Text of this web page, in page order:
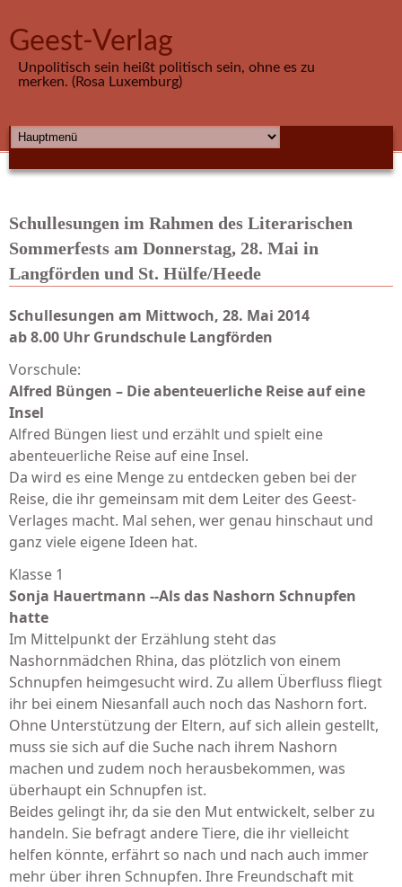
Geest-Verlag
Unpolitisch sein heißt politisch sein, ohne es zu
merken. (Rosa Luxemburg)
HAUPTMENÜ
Schullesungen im Rahmen des Literarischen
Sommerfests am Donnerstag, 28. Mai in
Langförden und St. Hülfe/Heede
Schullesungen am Mittwoch, 28. Mai 2014
ab 8.00 Uhr Grundschule Langförden
Vorschule:
Alfred Büngen – Die abenteuerliche Reise auf eine
Insel
Alfred Büngen liest und erzählt und spielt eine
abenteuerliche Reise auf eine Insel.
Da wird es eine Menge zu entdecken geben bei der
Reise, die ihr gemeinsam mit dem Leiter des Geest-
Verlages macht. Mal sehen, wer genau hinschaut und
ganz viele eigene Ideen hat.
Klasse 1
Sonja Hauertmann --Als das Nashorn Schnupfen
hatte
Im Mittelpunkt der Erzählung steht das
Nashornmädchen Rhina, das plötzlich von einem
Schnupfen heimgesucht wird. Zu allem Überfluss fliegt
ihr bei einem Niesanfall auch noch das Nashorn fort.
Ohne Unterstützung der Eltern, auf sich allein gestellt,
muss sie sich auf die Suche nach ihrem Nashorn
machen und zudem noch herausbekommen, was
überhaupt ein Schnupfen ist.
Beides gelingt ihr, da sie den Mut entwickelt, selber zu
handeln. Sie befragt andere Tiere, die ihr vielleicht
helfen könnte, erfährt so nach und nach auch immer
mehr über ihren Schnupfen. Ihre Freundschaft mit